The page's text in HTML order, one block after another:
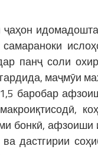
ҷаҳон
панҷ соли
маҷмӯи
баробар
бонкӣ, афзоиши
дастгирии